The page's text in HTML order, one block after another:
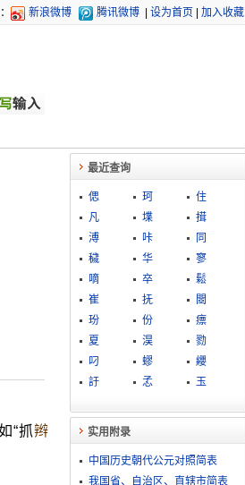
新浪微博 腾讯微博 设为首页 加入收藏
“抓辫
最近查询
偲 珂
住
凡
堞
搑
溥
咔
同
穢
华
寥
嘀
卒
鬆
崔
抚
閸
玢
份
瘭
夏
淏
勠
叼
蟉
纓
訏
孞 玉
实用附录
中国历史朝代公元对照简表
我国省、自治区、直辖市简表